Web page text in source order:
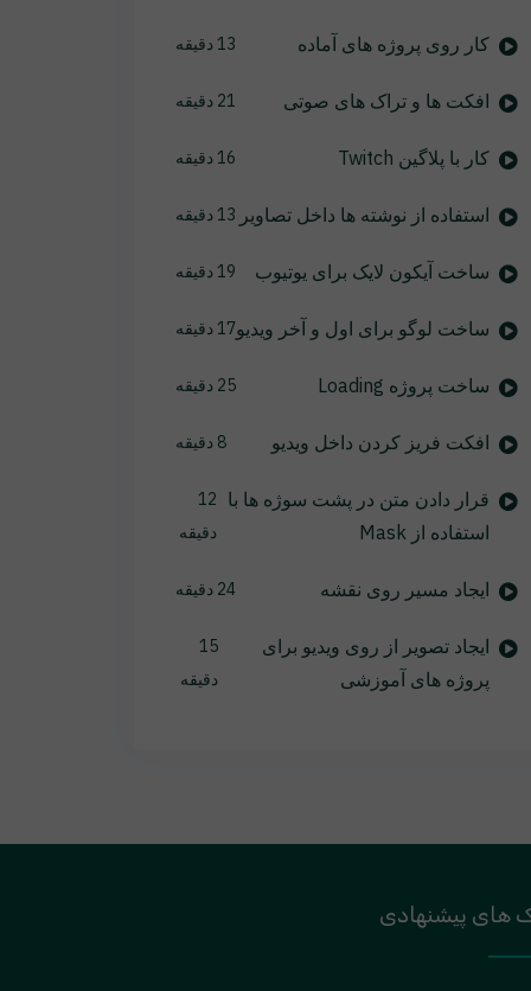
کار روی پروژه های آماده 13 دقیقه
افکت ها و تراک های صوتی 21 دقیقه
کار با پلاگین Twitch 16 دقیقه
استفاده از نوشته ها داخل تصاویر 13 دقیقه
ساخت آیکون لایک برای یوتیوب 19 دقیقه
ساخت لوگو برای اول و آخر ویدیو17 دقیقه
ساخت پروژه Loading 25 دقیقه
افکت فریز کردن داخل ویدیو 8 دقیقه
قرار دادن متن در پشت سوژه ها با
استفاده از Mask
12
دقیقه
ایجاد مسیر روی نقشه 24 دقیقه
ایجاد تصویر از روی ویدیو برای
پروژه های آموزشی
15
دقیقه
های پیشنهادی